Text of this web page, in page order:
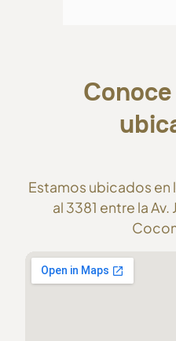
Estamos ubicados en
al 3381 entre la Av.